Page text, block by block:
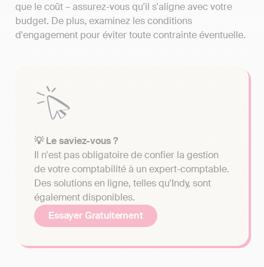
que le coût – assurez-vous qu'il s'aligne avec votre
budget. De plus, examinez les conditions
d'engagement pour éviter toute contrainte éventuelle.
💡 Le saviez-vous ?
Il n'est pas obligatoire de confier la gestion
de votre comptabilité à un expert-comptable.
Des solutions en ligne, telles qu'Indy, sont
également disponibles.
Essayer Gratuitement